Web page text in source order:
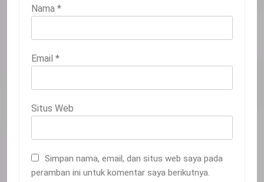
Nama *
Email *
Situs Web
Simpan nama, email, dan situs web saya pada
peramban ini untuk komentar saya berikutnya.